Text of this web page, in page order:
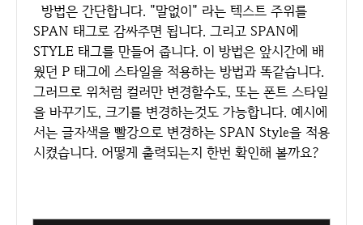
방법은 간단합니다. "말없이" 라는 텍스트 주위를
SPAN 태그로 감싸주면 됩니다. 그리고 SPAN에
STYLE 태그를 만들어 줍니다. 이 방법은 앞시간에 배
웠던 P 태그에 스타일을 적용하는 방법과 똑같습니다.
그러므로 위처럼 컬러만 변경할수도, 또는 폰트 스타일
을 바꾸기도, 크기를 변경하는것도 가능합니다. 예시에
서는 글자색을 빨강으로 변경하는 SPAN Style을 적용
시켰습니다. 어떻게 출력되는지 한번 확인해 볼까요?